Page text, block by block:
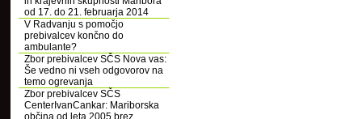
od 17. do 21. februarja 2014
V Radvanju s pomočjo
prebivalcev končno do
ambulante?
Zbor prebivalcev SČS Nova vas:
Še vedno ni vseh odgovorov na
temo ogrevanja
Zbor prebivalcev SČS
CenterIvanCankar: Mariborska
občina od leta 2005 brez